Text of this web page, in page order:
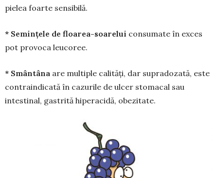
pielea foarte sensibilă.
* Semințele de floarea-soarelui consu­mate în exces
pot provoca leucoree.
* Smântâna are multiple calități, dar supra­dozată, este
contraindicată în cazurile de ulcer stomacal sau
intestinal, gastrită hiper­acidă, obezitate.